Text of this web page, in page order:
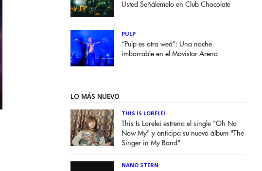
Usted Señálemelo en Club Chocolate
PULP
“Pulp es otra weá”: Una noche
imborrable en el Movistar Arena
LO MÁS NUEVO
THIS IS LORELEI
This Is Lorelei estrena el single "Oh No
Now My" y anticipa su nuevo álbum "The
Singer in My Band"
NANO STERN